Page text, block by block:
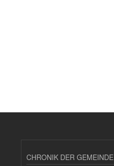
CHRONIK DER GEMEINDE